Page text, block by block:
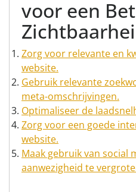
voor een
Zorg voor relevante en
website.
Gebruik relevante
meta-omschrijvingen.
Optimaliseer de
Zorg voor een goede
website.
Maak gebruik van social
aanwezigheid te